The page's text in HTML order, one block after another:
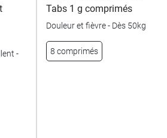
-
Tabs 1 g comprimés
Douleur et fièvre - Dès 50kg
8 comprimés